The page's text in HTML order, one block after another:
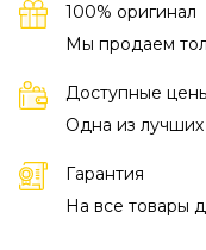
100% оригинал
Мы продаем
Доступные
Одна из
Гарантия
На все товары